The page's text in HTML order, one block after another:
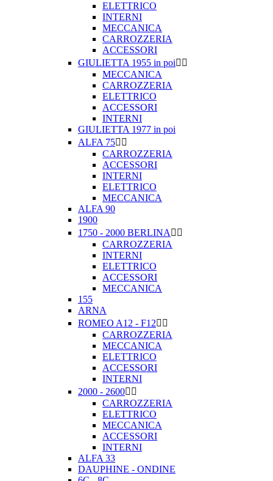
ELETTRICO
INTERNI
MECCANICA
CARROZZERIA
ACCESSORI
GIULIETTA 1955 in poi 
MECCANICA
CARROZZERIA
ELETTRICO
ACCESSORI
INTERNI
GIULIETTA 1977 in poi
ALFA 75 
CARROZZERIA
ACCESSORI
INTERNI
ELETTRICO
MECCANICA
ALFA 90
1900
1750 - 2000 BERLINA  
CARROZZERIA
INTERNI
ELETTRICO
ACCESSORI
MECCANICA
155
ARNA
ROMEO A12 - F12 
CARROZZERIA
MECCANICA
ELETTRICO
ACCESSORI
INTERNI
2000 - 2600 
CARROZZERIA
ELETTRICO
MECCANICA
ACCESSORI
INTERNI
ALFA 33
DAUPHINE - ONDINE